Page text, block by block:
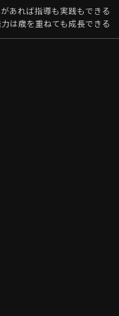
あれば指導も実践もできる
は歳を重ねても成長できる